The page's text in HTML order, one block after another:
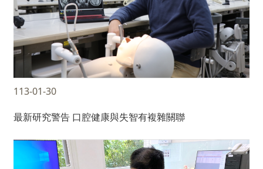
113-01-30
最新研究警告 口腔健康與失智有複雜關聯